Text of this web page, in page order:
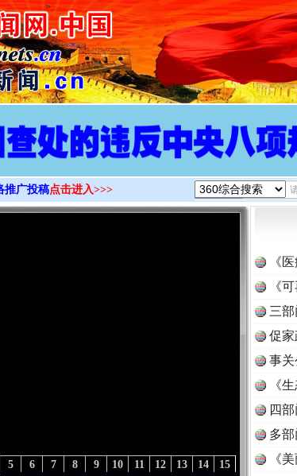
>
推广投稿点击进入>>>
15
14
13
12
11
10
9
8
7
6
5
《
《
三
促家
事
《
读
四
多
《